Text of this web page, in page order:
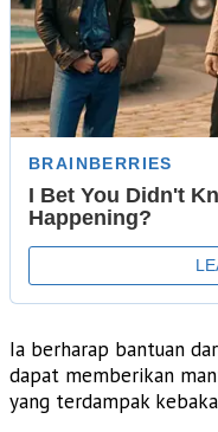
Ia berharap bantuan
dapat memberikan
yang terdampak